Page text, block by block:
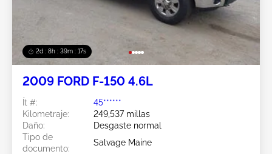
2d : 8h : 39m : 15s
2009 FORD F-150 4.6L
Ít #:
45******
Kilometraje:
249,537 millas
Daño:
Desgaste normal
Tipo de
documento:
Salvage Maine